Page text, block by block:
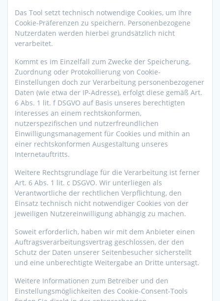
Das Tool setzt technisch notwendige Cookies, um Ihre
Cookie-Präferenzen zu speichern. Personenbezogene
Nutzerdaten werden hierbei grundsätzlich nicht
verarbeitet.
Kommt es im Einzelfall zum Zwecke der Speicherung,
Zuordnung oder Protokollierung von Cookie-
Einstellungen doch zur Verarbeitung personenbezogener
Daten (wie etwa der IP-Adresse), erfolgt diese gemäß Art.
6 Abs. 1 lit. f DSGVO auf Basis unseres berechtigten
Interesses an einem rechtskonformen,
nutzerspezifischen und nutzerfreundlichen
Einwilligungsmanagement für Cookies und mithin an
einer rechtskonformen Ausgestaltung unseres
Internetauftritts.
Weitere Rechtsgrundlage für die Verarbeitung ist ferner
Art. 6 Abs. 1 lit. c DSGVO. Wir unterliegen als
Verantwortliche der rechtlichen Verpflichtung, den
Einsatz technisch nicht notwendiger Cookies von der
jeweiligen Nutzereinwilligung abhängig zu machen.
Soweit erforderlich, haben wir mit dem Anbieter einen
Auftragsverarbeitungsvertrag geschlossen, der den
Schutz der Daten unserer Seitenbesucher sicherstellt
und eine unberechtigte Weitergabe an Dritte untersagt.
Weitere Informationen zum Betreiber und den
Einstellungsmöglichkeiten des Cookie-Consent-Tools